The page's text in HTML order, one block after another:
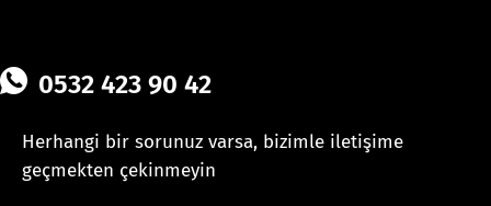
0532 423 90 42
Herhangi bir sorunuz varsa, bizimle iletişime
geçmekten çekinmeyin